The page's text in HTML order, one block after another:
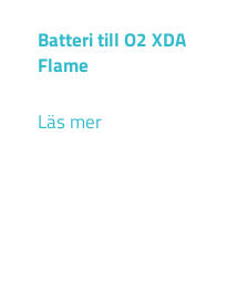
Batteri till O2 XDA
Flame
Läs mer